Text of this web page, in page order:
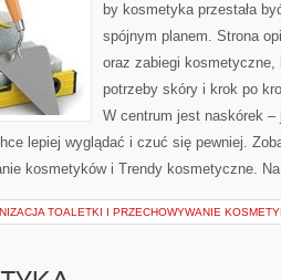
by kosmetyka przestała
spójnym planem. Strona
oraz zabiegi kosmetyczne,
potrzeby skóry i krok po
W centrum jest naskórek
lepiej wyglądać i czuć się pewniej.
kosmetyków i Trendy kosmetyczne.
TOALETKI I PRZECHOWYWANIE